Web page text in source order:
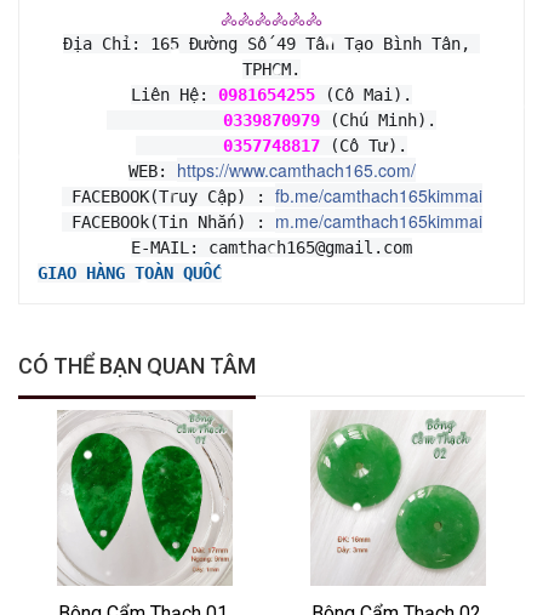
🚴🚴🚴🚴🚴🚴
Địa Chỉ: 165 Đường Số 49 Tân Tạo Bình Tân,
TPHCM.
Liên Hệ: 0981654255 (Cô Mai).
0339870979 (Chú Minh).
0357748817 (Cô Tư).
WEB: https://www.camthach165.com/
FACEBOOK(Truy Cập) : fb.me/camthach165kimmai
FACEBOOk(Tin Nhắn) : m.me/camthach165kimmai
E-MAIL: camthach165@gmail.com
GIAO HÀNG TOÀN QUỐC
CÓ THỂ BẠN QUAN TÂM